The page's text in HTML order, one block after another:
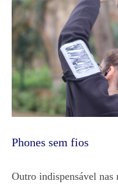
Phones sem fios
Outro indispensável nas